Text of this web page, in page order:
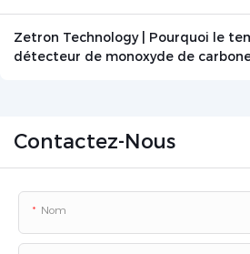
Zetron Technology | Pourquoi le
détecteur de monoxyde de
Contactez-Nous
Nom